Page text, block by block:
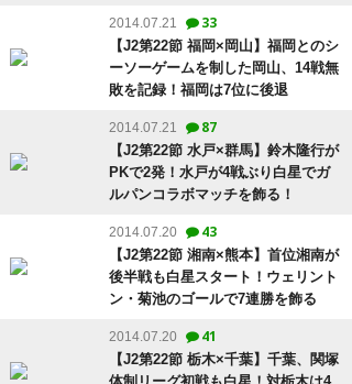
2014.07.21 33
【J2第22節 福岡×岡山】福岡とのシ
ーソーゲームを制した岡山、14戦無
敗を記録！福岡は7位に後退
2014.07.21 87
【J2第22節 水戸×群馬】鈴木隆行が
PKで2発！水戸が4戦ぶり白星でガ
ルパンコラボマッチを飾る！
2014.07.20 43
【J2第22節 湘南×熊本】首位湘南が
後半戦も白星スタート！ウェリント
ン・菊池のゴールで7連勝を飾る
2014.07.20 41
【J2第22節 栃木×千葉】千葉、関塚